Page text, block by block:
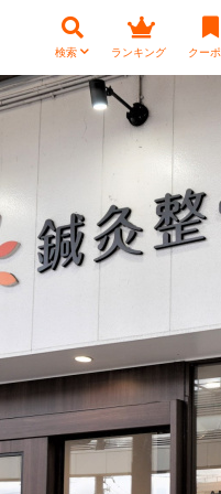
検索 ランキング クー